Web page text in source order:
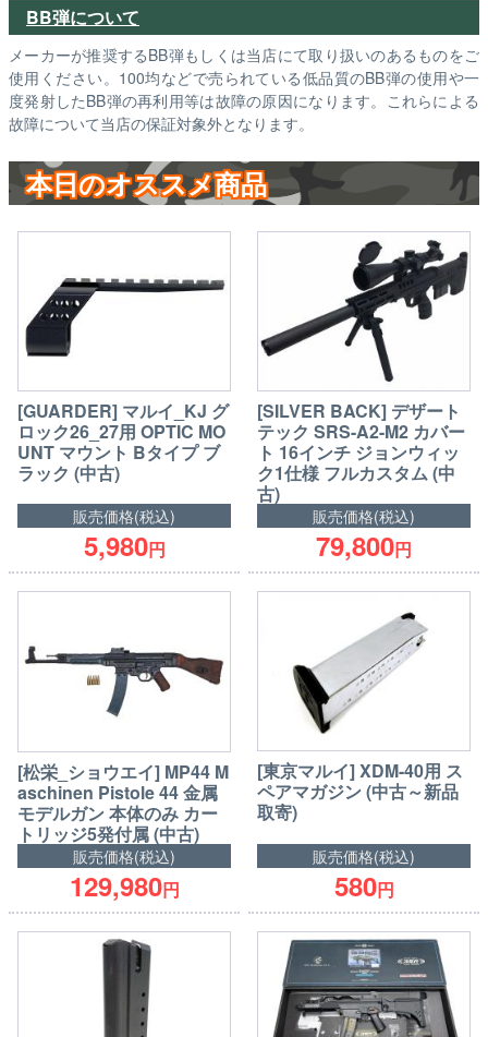
BB弾について
メーカーが推奨するBB弾もしくは当店にて取り扱いのあるものをご
使用ください。100均などで売られている低品質のBB弾の使用や一
度発射したBB弾の再利用等は故障の原因になります。これらによる
故障について当店の保証対象外となります。
本日のオススメ商品
[GUARDER] マルイ_KJ グ
ロック26_27用 OPTIC MO
UNT マウント Bタイプ ブ
ラック (中古)
販売価格(税込)
5,980円
[SILVER BACK] デザート
テック SRS-A2-M2 カバー
ト 16インチ ジョンウィッ
ク1仕様 フルカスタム (中
古)
販売価格(税込)
79,800円
[松栄_ショウエイ] MP44 M
aschinen Pistole 44 金属
モデルガン 本体のみ カー
トリッジ5発付属 (中古)
販売価格(税込)
129,980円
[東京マルイ] XDM-40用 ス
ペアマガジン (中古～新品
取寄)
販売価格(税込)
580円